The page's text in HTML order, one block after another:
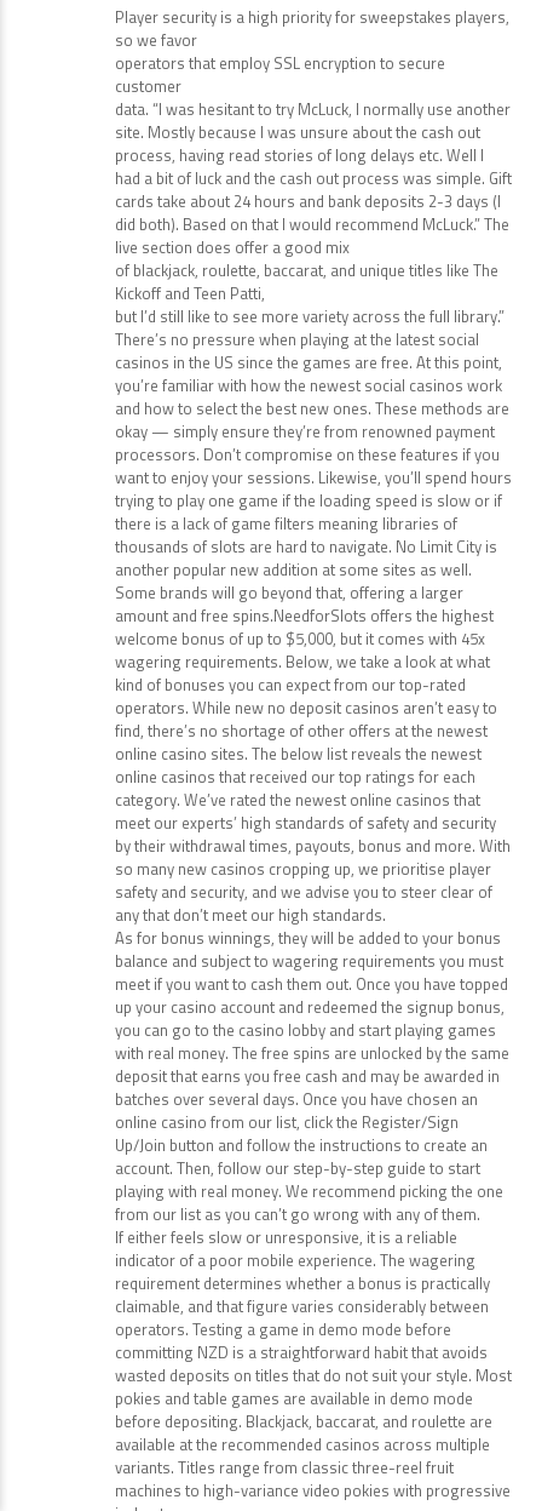
Player security is a high priority for sweepstakes players,
so we favor
operators that employ SSL encryption to secure
customer
data. “I was hesitant to try McLuck, I normally use another
site. Mostly because I was unsure about the cash out
process, having read stories of long delays etc. Well I
had a bit of luck and the cash out process was simple. Gift
cards take about 24 hours and bank deposits 2-3 days (I
did both). Based on that I would recommend McLuck.” The
live section does offer a good mix
of blackjack, roulette, baccarat, and unique titles like The
Kickoff and Teen Patti,
but I’d still like to see more variety across the full library.”
There’s no pressure when playing at the latest social
casinos in the US since the games are free. At this point,
you’re familiar with how the newest social casinos work
and how to select the best new ones. These methods are
okay — simply ensure they’re from renowned payment
processors. Don’t compromise on these features if you
want to enjoy your sessions. Likewise, you’ll spend hours
trying to play one game if the loading speed is slow or if
there is a lack of game filters meaning libraries of
thousands of slots are hard to navigate. No Limit City is
another popular new addition at some sites as well.
Some brands will go beyond that, offering a larger
amount and free spins.NeedforSlots offers the highest
welcome bonus of up to $5,000, but it comes with 45x
wagering requirements. Below, we take a look at what
kind of bonuses you can expect from our top-rated
operators. While new no deposit casinos aren’t easy to
find, there’s no shortage of other offers at the newest
online casino sites. The below list reveals the newest
online casinos that received our top ratings for each
category. We’ve rated the newest online casinos that
meet our experts’ high standards of safety and security
by their withdrawal times, payouts, bonus and more. With
so many new casinos cropping up, we prioritise player
safety and security, and we advise you to steer clear of
any that don’t meet our high standards.
As for bonus winnings, they will be added to your bonus
balance and subject to wagering requirements you must
meet if you want to cash them out. Once you have topped
up your casino account and redeemed the signup bonus,
you can go to the casino lobby and start playing games
with real money. The free spins are unlocked by the same
deposit that earns you free cash and may be awarded in
batches over several days. Once you have chosen an
online casino from our list, click the Register/Sign
Up/Join button and follow the instructions to create an
account. Then, follow our step-by-step guide to start
playing with real money. We recommend picking the one
from our list as you can’t go wrong with any of them.
If either feels slow or unresponsive, it is a reliable
indicator of a poor mobile experience. The wagering
requirement determines whether a bonus is practically
claimable, and that figure varies considerably between
operators. Testing a game in demo mode before
committing NZD is a straightforward habit that avoids
wasted deposits on titles that do not suit your style. Most
pokies and table games are available in demo mode
before depositing. Blackjack, baccarat, and roulette are
available at the recommended casinos across multiple
variants. Titles range from classic three-reel fruit
machines to high-variance video pokies with progressive